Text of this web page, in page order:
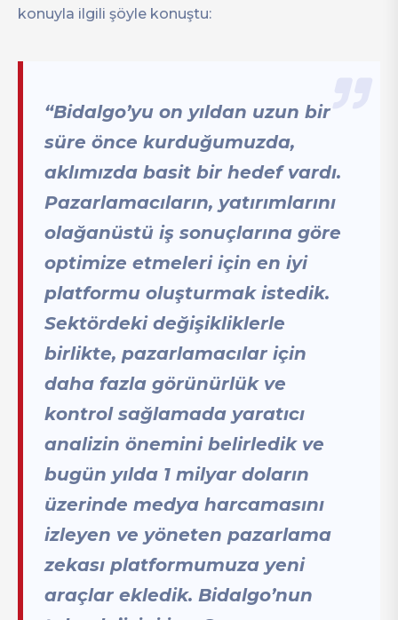
konuyla ilgili şöyle konuştu:
“Bidalgo’yu on yıldan uzun bir
süre önce kurduğumuzda,
aklımızda basit bir hedef vardı.
Pazarlamacıların, yatırımlarını
olağanüstü iş sonuçlarına göre
optimize etmeleri için en iyi
platformu oluşturmak istedik.
Sektördeki değişikliklerle
birlikte, pazarlamacılar için
daha fazla görünürlük ve
kontrol sağlamada yaratıcı
analizin önemini belirledik ve
bugün yılda 1 milyar doların
üzerinde medya harcamasını
izleyen ve yöneten pazarlama
zekası platformumuza yeni
araçlar ekledik. Bidalgo’nun